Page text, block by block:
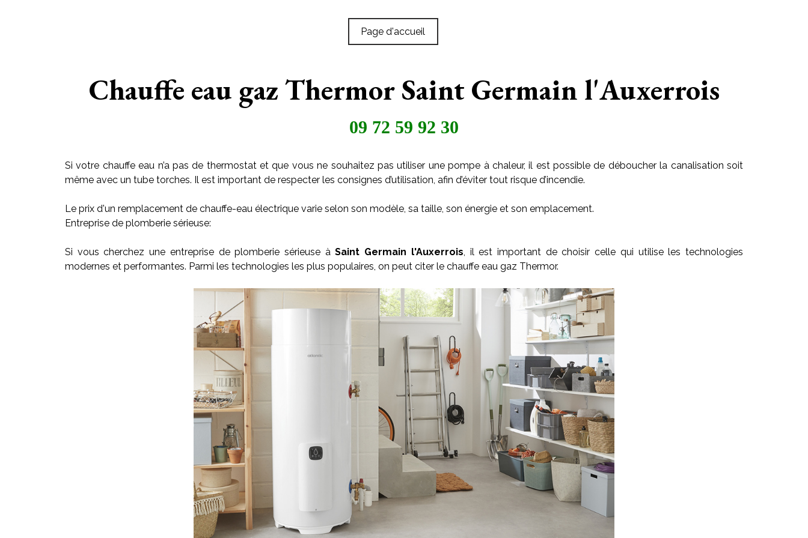
Page d'accueil
Chauffe eau gaz Thermor Saint Germain l'Auxerrois
09 72 59 92 30
Si votre chauffe eau n’a pas de thermostat et que vous ne souhaitez pas utiliser une pompe à chaleur, il est possible de déboucher la canalisation soit
même avec un tube torches. Il est important de respecter les consignes d’utilisation, afin d’éviter tout risque d’incendie.
Le prix d'un remplacement de chauffe-eau électrique varie selon son modèle, sa taille, son énergie et son emplacement.
Entreprise de plomberie sérieuse:
Si vous cherchez une entreprise de plomberie sérieuse àSaint Germain l'Auxerrois, il est important de choisir celle qui utilise les technologies
modernes et performantes. Parmi les technologies les plus populaires, on peut citer le chauffe eau gaz Thermor.